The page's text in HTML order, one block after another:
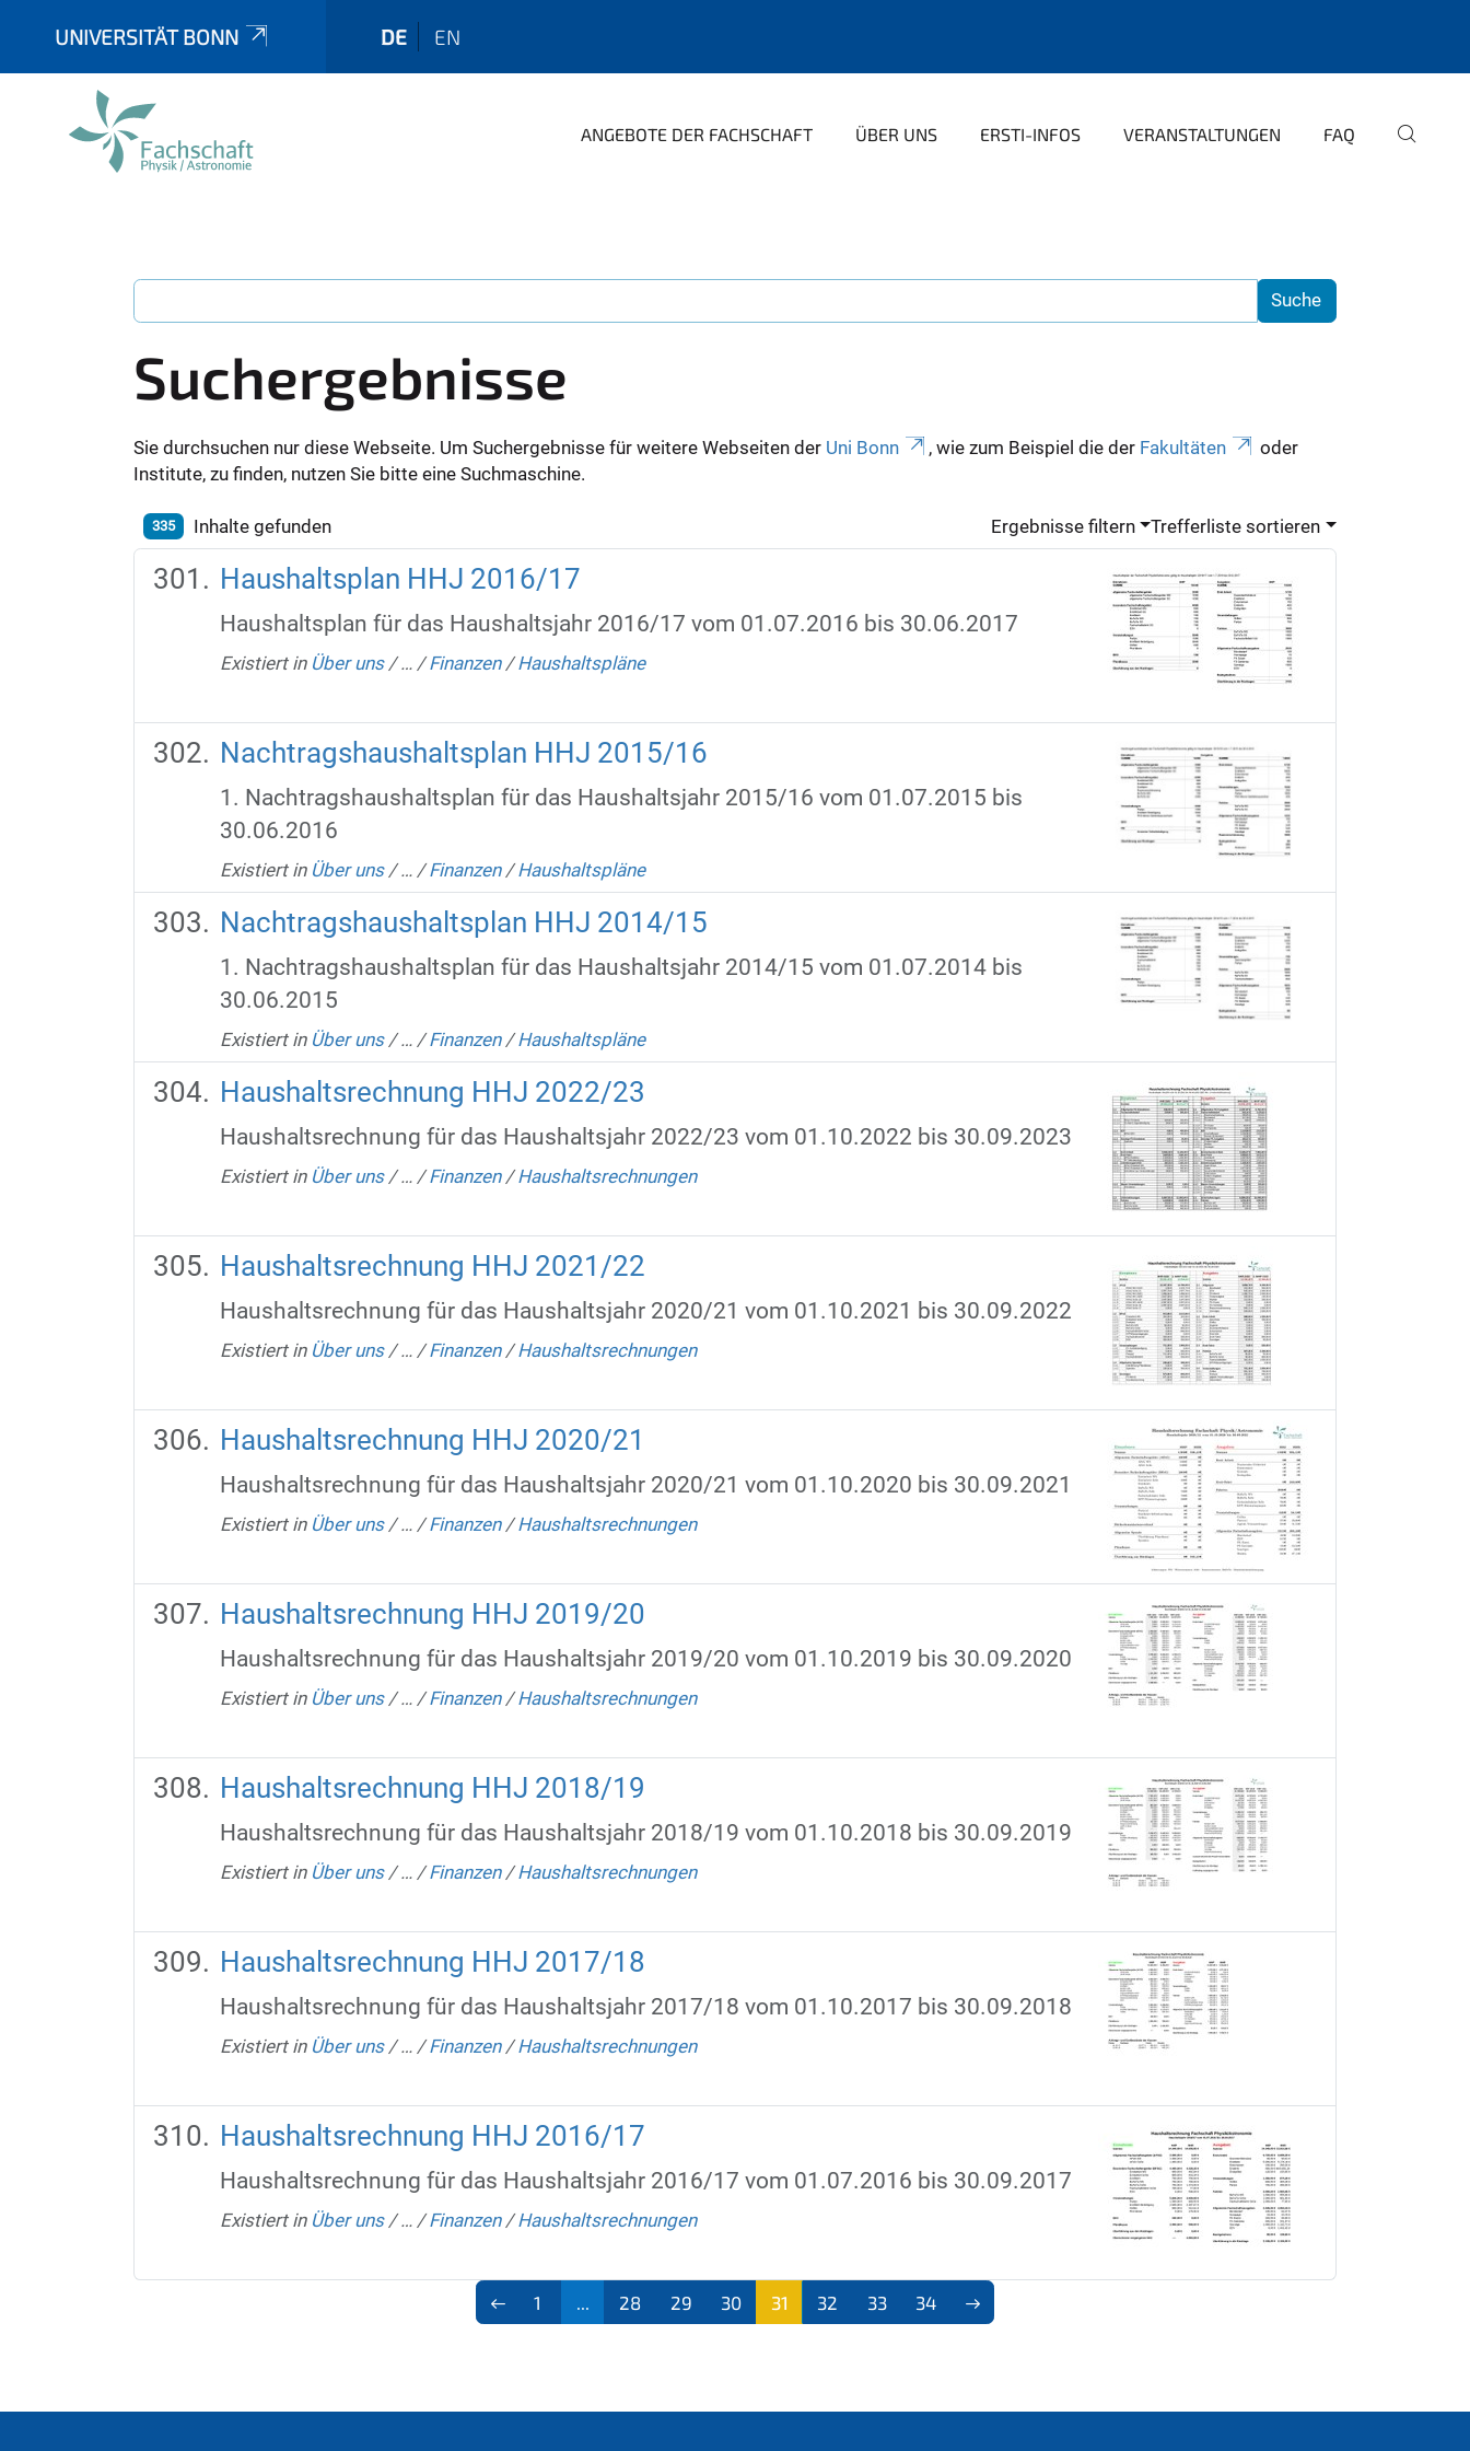
UNIVERSITÄT BONN DE EN
ANGEBOTE DER FACHSCHAFT ÜBER UNS ERSTI-INFOS VERANSTALTUNGEN FAQ
Suchergebnisse
Sie durchsuchen nur diese Webseite. Um Suchergebnisse für weitere Webseiten der Uni Bonn , wie zum Beispiel die der Fakultäten
oder
Institute, zu finden, nutzen Sie bitte eine Suchmaschine.
335 Inhalte gefunden Ergebnisse filtern Trefferliste sortieren
Haushaltsplan HHJ 2016/17
Haushaltsplan für das Haushaltsjahr 2016/17 vom 01.07.2016 bis 30.06.2017
Existiert in Über uns /… /Finanzen /Haushaltspläne
Nachtragshaushaltsplan HHJ 2015/16
1. Nachtragshaushaltsplan für das Haushaltsjahr 2015/16 vom 01.07.2015 bis
30.06.2016
Existiert in Über uns /… /Finanzen /Haushaltspläne
Nachtragshaushaltsplan HHJ 2014/15
1. Nachtragshaushaltsplan für das Haushaltsjahr 2014/15 vom 01.07.2014 bis
30.06.2015
Existiert in Über uns /… /Finanzen /Haushaltspläne
Haushaltsrechnung HHJ 2022/23
Haushaltsrechnung für das Haushaltsjahr 2022/23 vom 01.10.2022 bis 30.09.2023
Existiert in Über uns /… /Finanzen /Haushaltsrechnungen
Haushaltsrechnung HHJ 2021/22
Haushaltsrechnung für das Haushaltsjahr 2020/21 vom 01.10.2021 bis 30.09.2022
Existiert in Über uns /… /Finanzen /Haushaltsrechnungen
Haushaltsrechnung HHJ 2020/21
Haushaltsrechnung für das Haushaltsjahr 2020/21 vom 01.10.2020 bis 30.09.2021
Existiert in Über uns /… /Finanzen /Haushaltsrechnungen
Haushaltsrechnung HHJ 2019/20
Haushaltsrechnung für das Haushaltsjahr 2019/20 vom 01.10.2019 bis 30.09.2020
Existiert in Über uns /… /Finanzen /Haushaltsrechnungen
Haushaltsrechnung HHJ 2018/19
Haushaltsrechnung für das Haushaltsjahr 2018/19 vom 01.10.2018 bis 30.09.2019
Existiert in Über uns /… /Finanzen /Haushaltsrechnungen
Haushaltsrechnung HHJ 2017/18
Haushaltsrechnung für das Haushaltsjahr 2017/18 vom 01.10.2017 bis 30.09.2018
Existiert in Über uns /… /Finanzen /Haushaltsrechnungen
Haushaltsrechnung HHJ 2016/17
Haushaltsrechnung für das Haushaltsjahr 2016/17 vom 01.07.2016 bis 30.09.2017
Existiert in Über uns /… /Finanzen /Haushaltsrechnungen
1 28 29 30
31
32 33 34